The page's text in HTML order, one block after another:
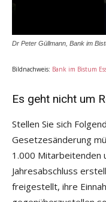
Dr Peter Güllmann, Bank im
Bildnachweis: Bank im Bistum
Es geht nicht um
Stellen Sie sich
Gesetzesänderung
1.000 Mitarbeitenden
Jahresabschluss
freigestellt, ihre